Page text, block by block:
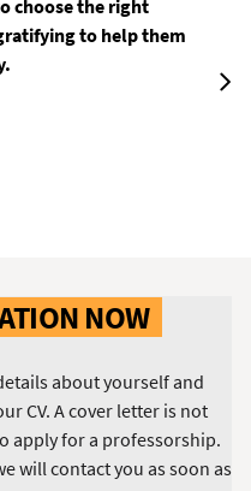
choose the right
to help them
NOW
about yourself and
CV. A cover letter is not
apply for a professorship.
will contact you as soon as